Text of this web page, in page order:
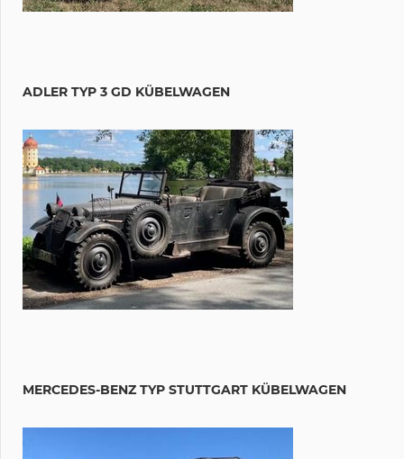
ADLER TYP 3 GD KÜBELWAGEN
MERCEDES-BENZ TYP STUTTGART KÜBELWAGEN